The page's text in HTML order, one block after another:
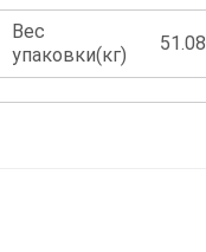
Вес
упаковки(кг)
51.08